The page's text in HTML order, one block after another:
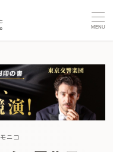
MENU
ニコ